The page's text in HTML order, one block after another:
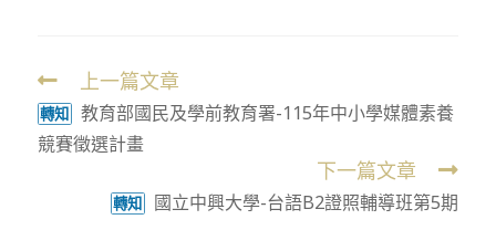
Read
more
articles
上一篇文章
轉知
教育部國民及學前教育署-115年中小學媒體素養
競賽徵選計畫
下一篇文章
轉知 國立中興大學-台語B2證照輔導班第5期